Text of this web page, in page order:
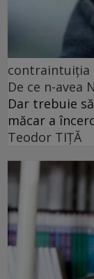
contraintuiția
De ce n-avea
Dar trebuie
măcar a
Teodor TIŢĂ